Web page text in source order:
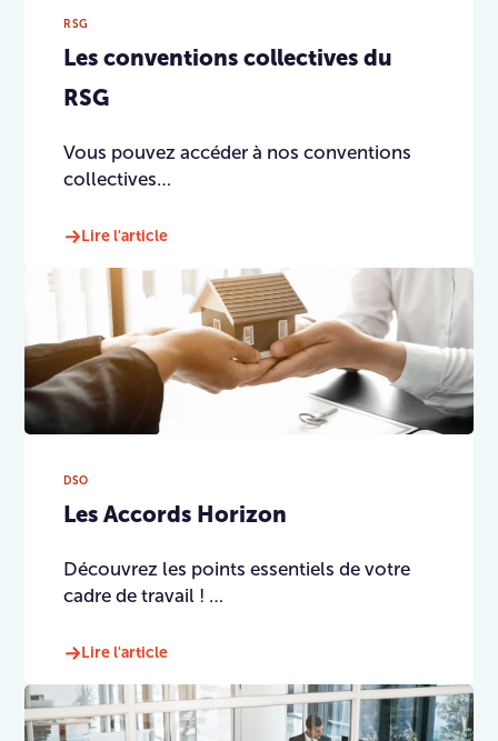
RSG
Les conventions collectives du
RSG
Vous pouvez accéder à nos conventions
collectives…
Lire l'article
DSO
Les Accords Horizon
Découvrez les points essentiels de votre
cadre de travail ! …
Lire l'article